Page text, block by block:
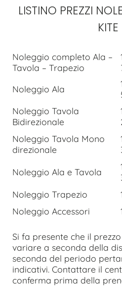
LISTINO PREZZI
KITE
Noleggio completo Ala –
Tavola – Trapezio
Noleggio Ala
Noleggio Tavola
Bidirezionale
Noleggio Tavola Mono
direzionale
Noleggio Ala e Tavola
Noleggio Trapezio
Noleggio Accessori
Si fa presente che il
variare a seconda della
seconda del periodo
indicativi. Contattare il
conferma prima della